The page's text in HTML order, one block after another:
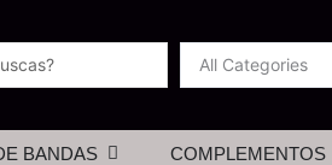
BANDAS Abrir merchan de bandas
COMPLEMENTOS